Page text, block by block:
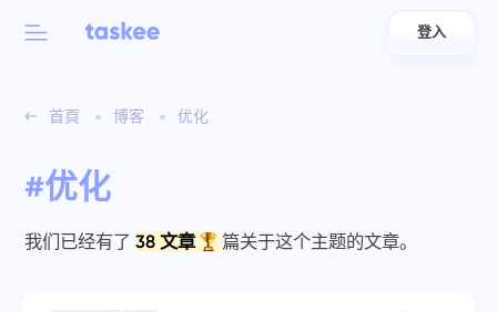
日本語
登入
首頁 博客 优化
#优化
我们已经有了 38 文章 篇关于这个主题的文章。
Taskee 功能
查看所有功能
适用于团队
行业